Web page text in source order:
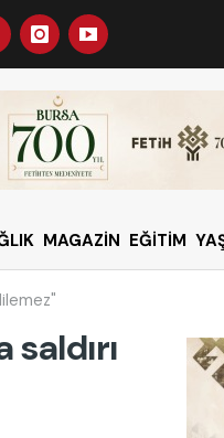
MAGAZİN EĞİTİM